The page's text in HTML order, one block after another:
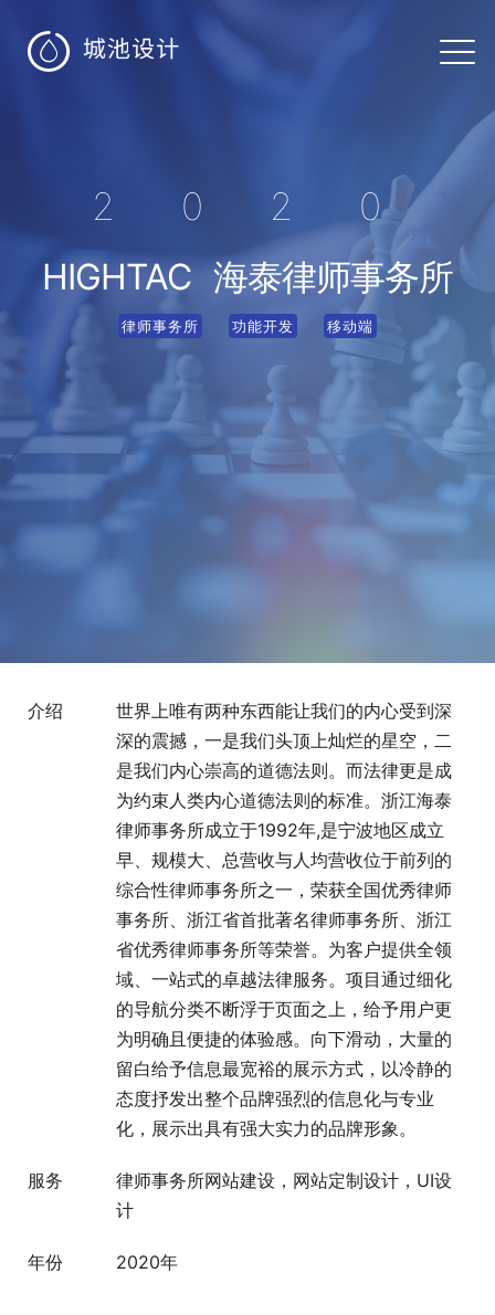

2020
HIGHTAC 海泰律师事务所
律师事务所 功能开发 移动端
介绍
世界上唯有两种东西能让我们的内心受到深
深的震撼，一是我们头顶上灿烂的星空，二
是我们内心崇高的道德法则。而法律更是成
为约束人类内心道德法则的标准。浙江海泰
律师事务所成立于1992年,是宁波地区成立
早、规模大、总营收与人均营收位于前列的
综合性律师事务所之一，荣获全国优秀律师
事务所、浙江省首批著名律师事务所、浙江
省优秀律师事务所等荣誉。为客户提供全领
域、一站式的卓越法律服务。项目通过细化
的导航分类不断浮于页面之上，给予用户更
为明确且便捷的体验感。向下滑动，大量的
留白给予信息最宽裕的展示方式，以冷静的
态度抒发出整个品牌强烈的信息化与专业
化，展示出具有强大实力的品牌形象。
服务
律师事务所网站建设，网站定制设计，UI设
计
年份 2020年